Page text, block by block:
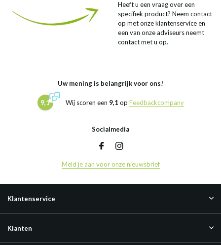
Heeft u een vraag over een
specifiek product? Neem contact
op met onze klantenservice en
een van onze adviseurs neemt
contact met u op.
Uw mening is belangrijk voor ons!
9,1 Wij scoren een 9,1 op Feedbackcompany
Socialmedia
Meld je aan voor onze nieuwsbrief
Klantenservice
Klanten